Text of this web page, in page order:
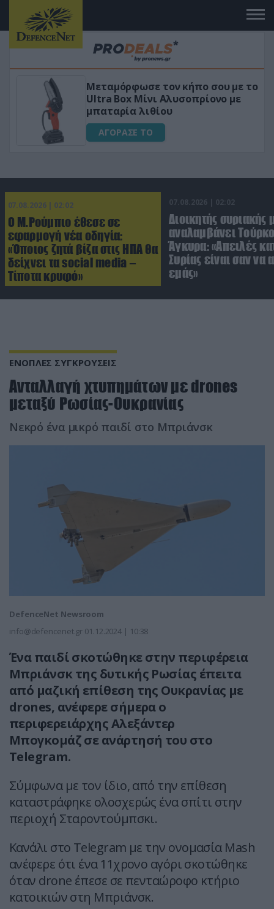
Μεταμόρφωσε τον κήπο σου με το
Ultra Box Μίνι Αλυσοπρίονο με
μπαταρία λιθίου
ΑΓΟΡΑΣΕ ΤΟ
07.08.2026 | 02:02
Ο Μ.Ρούμπιο έθεσε σε
εφαρμογή νέα οδηγία:
«Όποιος ζητά βίζα στις ΗΠΑ θα
δείχνει τα social media –
Τίποτα κρυφό»
07.08.2026 | 02:02
Διοικητής συριακής
αναλαμβάνει
Άγκυρα: «Απειλές
Συρίας είναι σαν να
εμάς»
ΕΝΟΠΛΕΣ ΣΥΓΚΡΟΥΣΕΙΣ
Ανταλλαγή χτυπημάτων με drones
μεταξύ Ρωσίας-Ουκρανίας
Νεκρό ένα μικρό παιδί στο Μπριάνσκ
DefenceNet Newsroom
info@defencenet.gr 01.12.2024 | 10:38
Ένα παιδί σκοτώθηκε στην περιφέρεια
Μπριάνσκ της δυτικής Ρωσίας έπειτα
από μαζική επίθεση της Ουκρανίας με
drones, ανέφερε σήμερα ο
περιφερειάρχης Αλεξάντερ
Μπογκομάζ σε ανάρτησή του στο
Telegram.
Σύμφωνα με τον ίδιο, από την επίθεση
καταστράφηκε ολοσχερώς ένα σπίτι στην
περιοχή Σταροντούμπσκι.
Κανάλι στο Telegram με την ονομασία Mash
ανέφερε ότι ένα 11χρονο αγόρι σκοτώθηκε
όταν drone έπεσε σε πενταώροφο κτήριο
κατοικιών στη Μπριάνσκ.